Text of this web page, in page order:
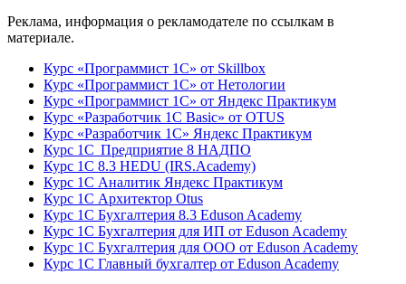
Реклама, информация о рекламодателе по ссылкам в
материале.
Курс «Программист 1С» от Skillbox
Курс «Программист 1С» от Нетологии
Курс «Программист 1С» от Яндекс Практикум
Курс «Разработчик 1С Basic» от OTUS
Курс «Разработчик 1С» Яндекс Практикум
Курс 1С Предприятие 8 НАДПО
Курс 1С 8.3 HEDU (IRS.Academy)
Курс 1С Аналитик Яндекс Практикум
Курс 1С Архитектор Otus
Курс 1С Бухгалтерия 8.3 Eduson Academy
Курс 1С Бухгалтерия для ИП от Eduson Academy
Курс 1С Бухгалтерия для ООО от Eduson Academy
Курс 1С Главный бухгалтер от Eduson Academy